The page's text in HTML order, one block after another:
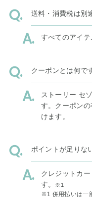
送料・消費税は別
すべてのアイテ
クーポンとは何で
ストーリー セ
す。クーポンの
けます。
ポイントが足りな
クレジットカ
す。
※1
※1 併用払いは一